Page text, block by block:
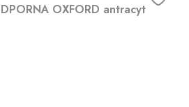
OXFORD antracyt